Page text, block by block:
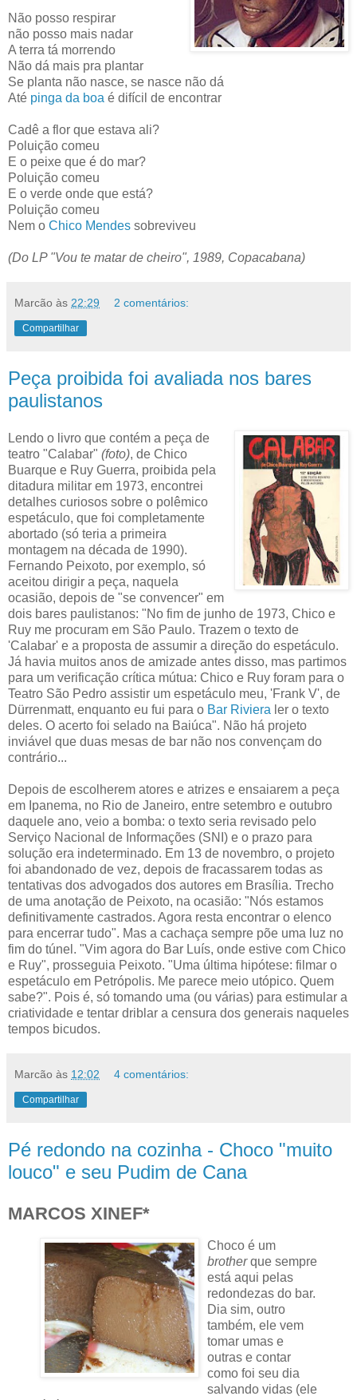
Não posso respirar
não posso mais nadar
A terra tá morrendo
Não dá mais pra plantar
Se planta não nasce, se nasce não dá
Até pinga da boa é difícil de encontrar
Cadê a flor que estava ali?
Poluição comeu
E o peixe que é do mar?
Poluição comeu
E o verde onde que está?
Poluição comeu
Nem o Chico Mendes sobreviveu
(Do LP "Vou te matar de cheiro", 1989, Copacabana)
Marcão às 22:29 2 comentários:
Compartilhar
Peça proibida foi avaliada nos bares
paulistanos
Lendo o livro que contém a peça de
teatro "Calabar" (foto), de Chico
Buarque e Ruy Guerra, proibida pela
ditadura militar em 1973, encontrei
detalhes curiosos sobre o polêmico
espetáculo, que foi completamente
abortado (só teria a primeira
montagem na década de 1990).
Fernando Peixoto, por exemplo, só
aceitou dirigir a peça, naquela
ocasião, depois de "se convencer" em
dois bares paulistanos: "No fim de junho de 1973, Chico e
Ruy me procuram em São Paulo. Trazem o texto de
'Calabar' e a proposta de assumir a direção do espetáculo.
Já havia muitos anos de amizade antes disso, mas partimos
para um verificação crítica mútua: Chico e Ruy foram para o
Teatro São Pedro assistir um espetáculo meu, 'Frank V', de
Dürrenmatt, enquanto eu fui para o Bar Riviera ler o texto
deles. O acerto foi selado na Baiúca". Não há projeto
inviável que duas mesas de bar não nos convençam do
contrário...
Depois de escolherem atores e atrizes e ensaiarem a peça
em Ipanema, no Rio de Janeiro, entre setembro e outubro
daquele ano, veio a bomba: o texto seria revisado pelo
Serviço Nacional de Informações (SNI) e o prazo para
solução era indeterminado. Em 13 de novembro, o projeto
foi abandonado de vez, depois de fracassarem todas as
tentativas dos advogados dos autores em Brasília. Trecho
de uma anotação de Peixoto, na ocasião: "Nós estamos
definitivamente castrados. Agora resta encontrar o elenco
para encerrar tudo". Mas a cachaça sempre põe uma luz no
fim do túnel. "Vim agora do Bar Luís, onde estive com Chico
e Ruy", prosseguia Peixoto. "Uma última hipótese: filmar o
espetáculo em Petrópolis. Me parece meio utópico. Quem
sabe?". Pois é, só tomando uma (ou várias) para estimular a
criatividade e tentar driblar a censura dos generais naqueles
tempos bicudos.
Marcão às 12:02 4 comentários:
Compartilhar
Pé redondo na cozinha - Choco "muito
louco" e seu Pudim de Cana
MARCOS XINEF*
Choco é um
brotherque sempre
está aqui pelas
redondezas do bar.
Dia sim, outro
também, ele vem
tomar umas e
outras e contar
como foi seu dia
salvando vidas (ele